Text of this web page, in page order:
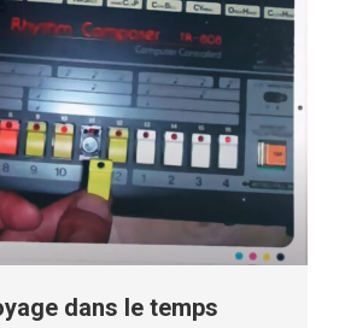
dans le temps